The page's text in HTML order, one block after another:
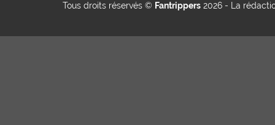
Tous droits réservés © Fantrippers 2026 - La